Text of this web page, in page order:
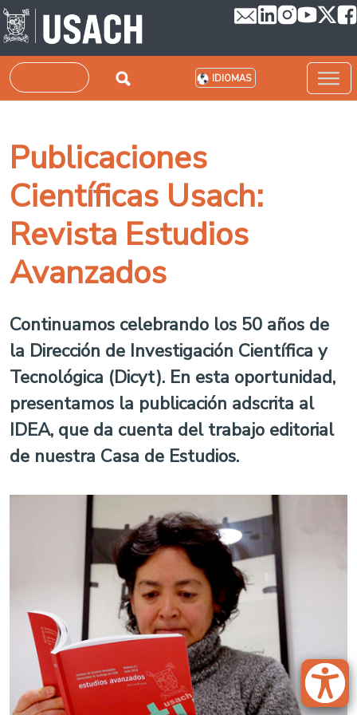
Pasar al contenido principal
Buscar IDIOMAS
Publicaciones
Científicas Usach:
Revista Estudios
Avanzados
Continuamos celebrando los 50 años de
la Dirección de Investigación Científica y
Tecnológica (Dicyt). En esta oportunidad,
presentamos la publicación adscrita al
IDEA, que da cuenta del trabajo editorial
de nuestra Casa de Estudios.